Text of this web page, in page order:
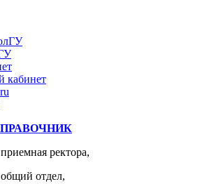
кабинет
ректора,
отдел,